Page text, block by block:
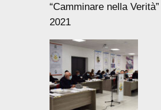
“Camminare nella
2021